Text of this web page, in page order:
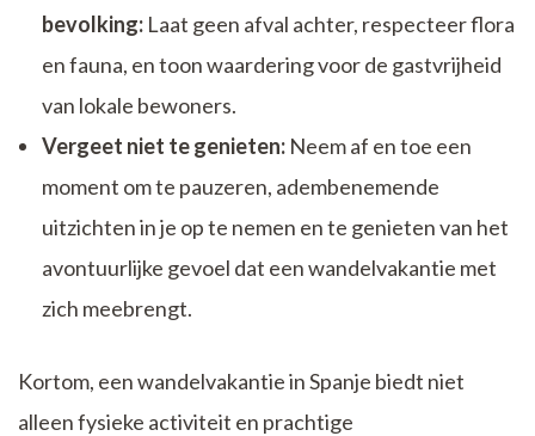
bevolking: Laat geen afval achter, respecteer flora
en fauna, en toon waardering voor de gastvrijheid
van lokale bewoners.
Vergeet niet te genieten: Neem af en toe een
moment om te pauzeren, adembenemende
uitzichten in je op te nemen en te genieten van het
avontuurlijke gevoel dat een wandelvakantie met
zich meebrengt.
Kortom, een wandelvakantie in Spanje biedt niet
alleen fysieke activiteit en prachtige